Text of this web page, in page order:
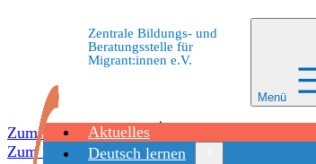
Zum Inhalt springen
Zum Inhalt springen
Zentrale Bildungs- und
Beratungsstelle für
Migrant:innen e.V.
Menü
Aktuelles
Deutsch lernen